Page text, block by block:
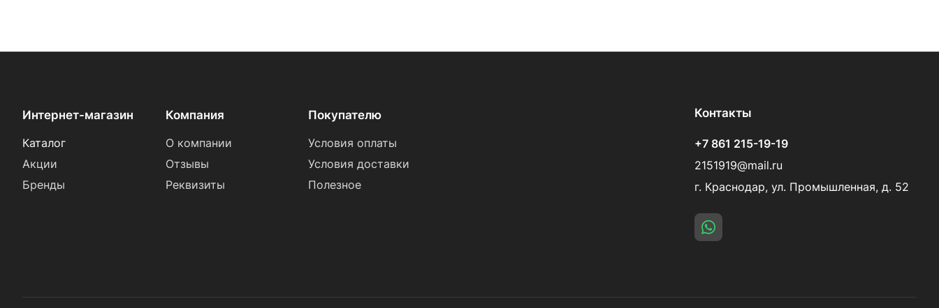
Интернет-магазин
Каталог
Акции
Бренды
Компания
О компании
Отзывы
Реквизиты
Покупателю
Условия оплаты
Условия доставки
Полезное
Контакты
+7 861 215-19-19
2151919@mail.ru
г. Краснодар, ул. Промышленная, д. 52